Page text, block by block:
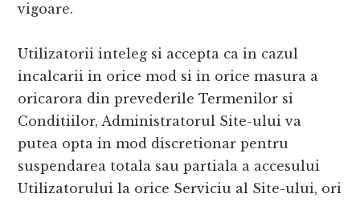
vigoare.
Utilizatorii inteleg si accepta ca in cazul
incalcarii in orice mod si in orice masura a
oricarora din prevederile Termenilor si
Conditiilor, Administratorul Site-ului va
putea opta in mod discretionar pentru
suspendarea totala sau partiala a accesului
Utilizatorului la orice Serviciu al Site-ului, ori